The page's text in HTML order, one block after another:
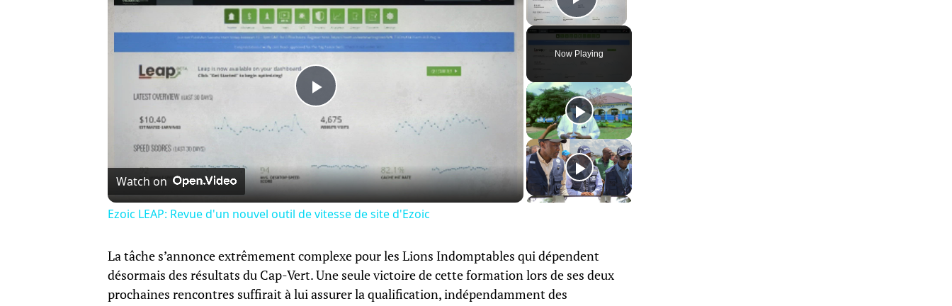
Play Video
Now Playing
Play
Watch on
Ezoic LEAP: Revue d'un nouvel outil de vitesse de site d'Ezoic
La tâche s’annonce extrêmement complexe pour les Lions Indomptables qui dépendent
désormais des résultats du Cap-Vert. Une seule victoire de cette formation lors de ses deux
prochaines rencontres suffirait à lui assurer la qualification, indépendamment des